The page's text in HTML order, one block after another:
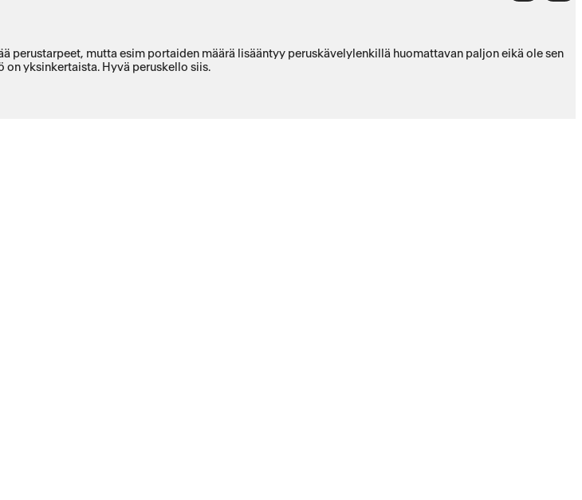
mutta esim portaiden määrä lisääntyy peruskävelylenkillä huomattavan paljon eikä ole sen
yksinkertaista. Hyvä peruskello siis.